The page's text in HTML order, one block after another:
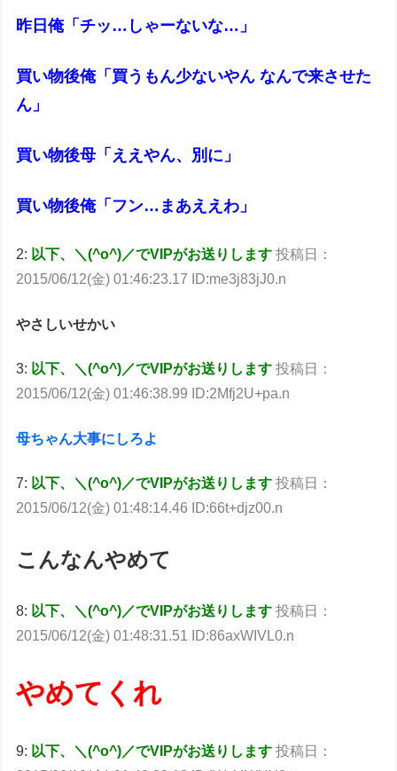
昨日俺「チッ…しゃーないな…」
買い物後俺「買うもん少ないやん なんで来させた
ん」
買い物後母「ええやん、別に」
買い物後俺「フン…まあええわ」
2: 以下、＼(^o^)／でVIPがお送りします 投稿日：
2015/06/12(金) 01:46:23.17 ID:me3j83jJ0.n
やさしいせかい
3: 以下、＼(^o^)／でVIPがお送りします 投稿日：
2015/06/12(金) 01:46:38.99 ID:2Mfj2U+pa.n
母ちゃん大事にしろよ
7: 以下、＼(^o^)／でVIPがお送りします 投稿日：
2015/06/12(金) 01:48:14.46 ID:66t+djz00.n
こんなんやめて
8: 以下、＼(^o^)／でVIPがお送りします 投稿日：
2015/06/12(金) 01:48:31.51 ID:86axWIVL0.n
やめてくれ
9: 以下、＼(^o^)／でVIPがお送りします 投稿日：